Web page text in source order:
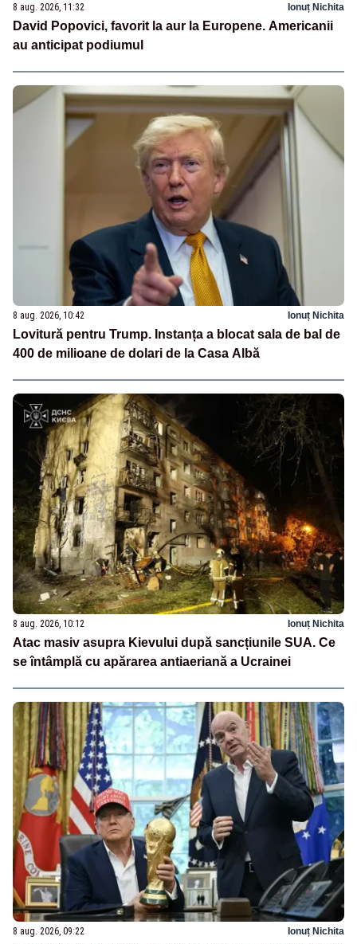
8 aug. 2026, 11:32 Ionuț Nichita
David Popovici, favorit la aur la Europene. Americanii
au anticipat podiumul
8 aug. 2026, 10:42 Ionuț Nichita
Lovitură pentru Trump. Instanța a blocat sala de bal de
400 de milioane de dolari de la Casa Albă
8 aug. 2026, 10:12 Ionuț Nichita
Atac masiv asupra Kievului după sancțiunile SUA. Ce
se întâmplă cu apărarea antiaeriană a Ucrainei
8 aug. 2026, 09:22 Ionuț Nichita